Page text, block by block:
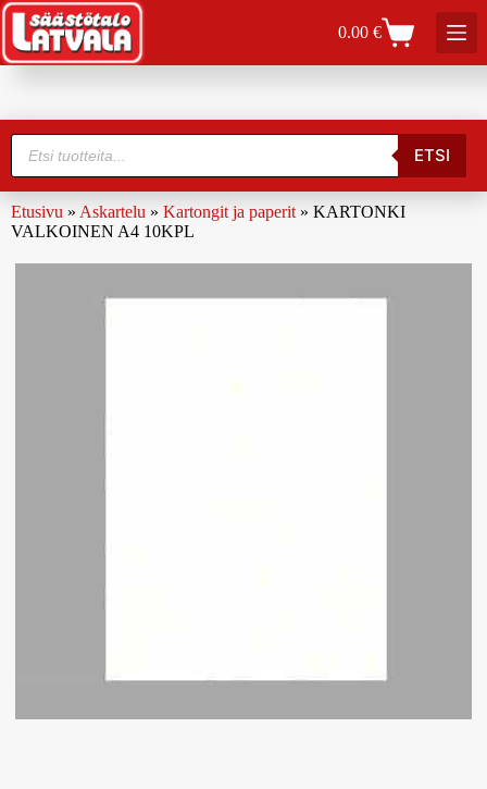
0.00€
ETSI
Etusivu » Askartelu » Kartongit ja paperit » KARTONKI
VALKOINEN A4 10KPL